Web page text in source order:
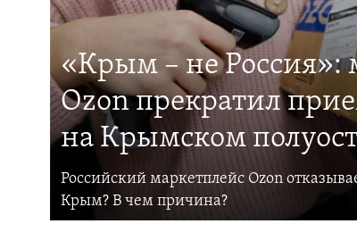
«Крым – не Россия»:
Ozon прекратил
на Крымском
Российский маркетплейс Ozon
Крым? В чем причина?